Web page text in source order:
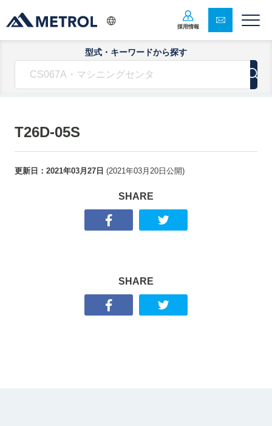
採用情報
型式・キーワードから探す
T26D-05S
更新日： 2021年03月27日 (2021年03月20日 公開)
SHARE
SHARE